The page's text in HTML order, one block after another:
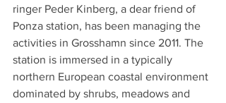
ringer Peder Kinberg, a dear friend of
Ponza station, has been managing the
activities in Grosshamn since 2011. The
station is immersed in a typically
northern European coastal environment
dominated by shrubs, meadows and